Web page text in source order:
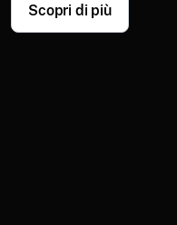
Scopri di più